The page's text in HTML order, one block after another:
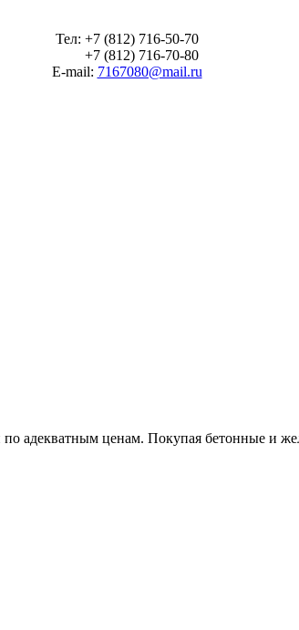
Тел: +7 (812) 716-50-70
+7 (812) 716-70-80
E-mail: 7167080@mail.ru
адекватным ценам. Покупая бетонные и